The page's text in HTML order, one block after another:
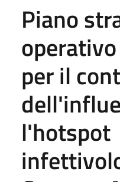
Piano
per il
l'hotspot